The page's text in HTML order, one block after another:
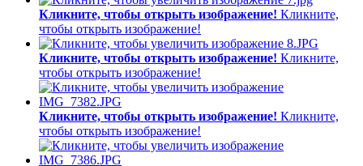
Кликните, чтобы открыть изображение! Кликните,
чтобы открыть изображение!
Кликните, чтобы открыть изображение! Кликните,
чтобы открыть изображение!
Кликните, чтобы открыть изображение! Кликните,
чтобы открыть изображение!